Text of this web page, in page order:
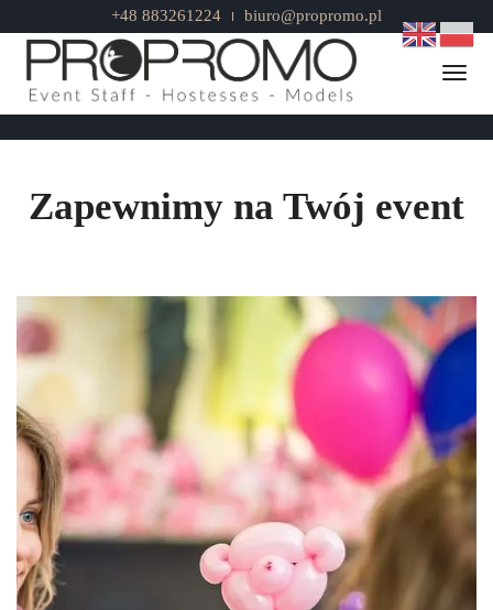
+48 883261224 biuro@propromo.pl
Animatorzy
Home Animatorzy
Zapewnimy na Twój event